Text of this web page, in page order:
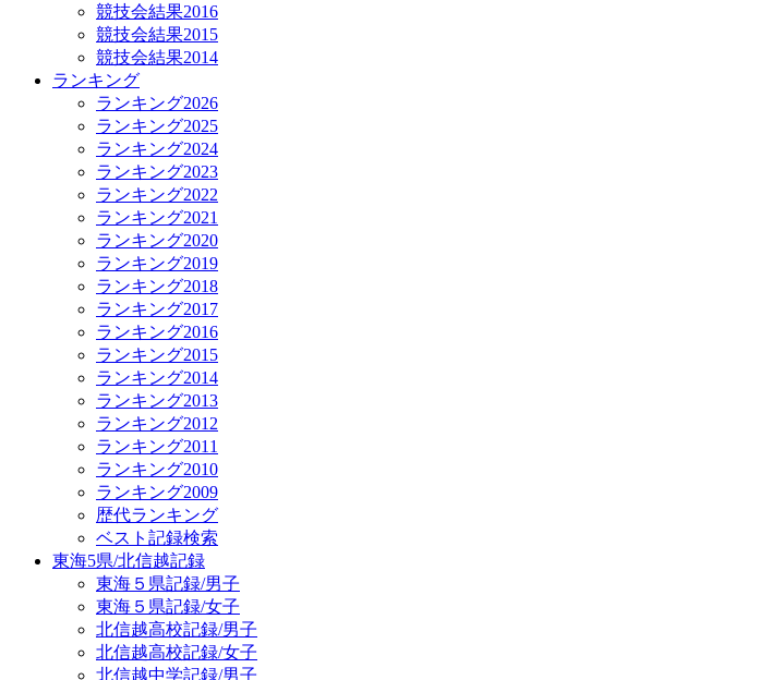
競技会結果2016
競技会結果2015
競技会結果2014
ランキング
ランキング2026
ランキング2025
ランキング2024
ランキング2023
ランキング2022
ランキング2021
ランキング2020
ランキング2019
ランキング2018
ランキング2017
ランキング2016
ランキング2015
ランキング2014
ランキング2013
ランキング2012
ランキング2011
ランキング2010
ランキング2009
歴代ランキング
ベスト記録検索
東海5県/北信越記録
東海５県記録/男子
東海５県記録/女子
北信越高校記録/男子
北信越高校記録/女子
北信越中学記録/男子